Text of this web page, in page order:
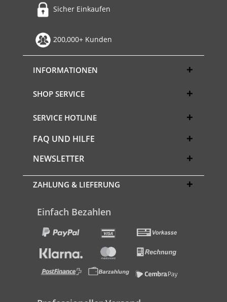
Sicher Einkaufen
200,000+ Kunden
INFORMATIONEN
SHOP SERVICE
SERVICE HOTLINE
FAQ UND HILFE
NEWSLETTER
ZAHLUNG & LIEFERUNG
Einfach Bezahlen